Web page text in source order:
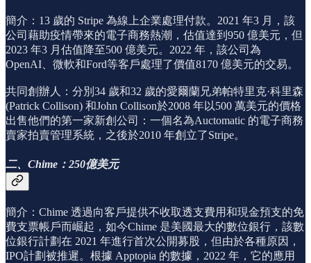
簡介：13 歲的 Stripe 為線上企業處理付款。2021 年3 月，該
公司藉助疫情帶來的電子商務熱潮，估值達到950 億美元，但
2023 年3 月估值降至500 億美元。2022 年，該公司為
OpenAI、微軟和Ford等客戶處理了價值8170 億美元的交易。
共同創辦人：分別34 歲和32 歲的愛爾蘭兄弟帕特里克·科里森
(Patrick Collison) 和John Collison於2008 年以500 萬美元的價格
出售他們的第一家新創公司：一個名為Auctomatic 的電子商務
賣家拍賣管理系統，之後於2010 年創立了Stripe。
二、Chime：250億美元
簡介：Chime 透過向客戶提供不收取透支費用和現金預支的免
費支票帳戶而崛起，如今Chime 是美國最大的數位銀行，該數
位銀行計劃在 2021 年進行首次公開募股，但由於各種原因，
IPO計劃被推遲。根據 Apptopia 的數據，2022 年，它的應用